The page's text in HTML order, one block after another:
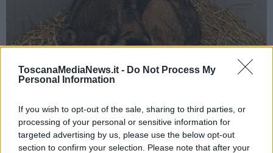
ToscanaMediaNews.it - Do Not Process My
Personal Information
If you wish to opt-out of the sale, sharing to third parties, or
processing of your personal or sensitive information for
targeted advertising by us, please use the below opt-out
section to confirm your selection. Please note that after your
Il lupo Porthos